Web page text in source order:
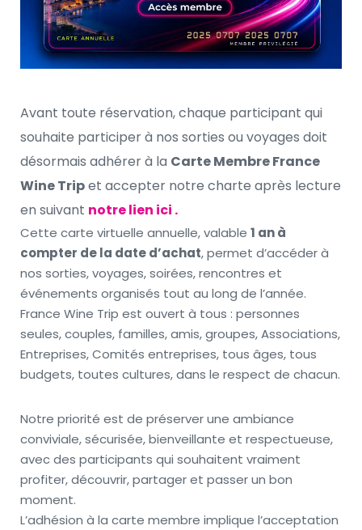
Avant toute réservation, chaque participant qui
souhaite participer à nos sorties ou voyages doit
désormais adhérer à la Carte Membre France
Wine Trip et accepter notre charte après lecture
en suivant notre lien ici .
Cette carte virtuelle annuelle, valable 1 an à
compter de la date d’achat, permet d’accéder à
nos sorties, voyages, soirées, rencontres et
événements organisés tout au long de l’année.
France Wine Trip est ouvert à tous : personnes
seules, couples, familles, amis, groupes, Associations,
Entreprises, Comités entreprises, tous âges, tous
budgets, toutes cultures, dans le respect de chacun.
Notre priorité est de préserver une ambiance
conviviale, sécurisée, bienveillante et respectueuse,
avec des participants qui souhaitent vraiment
profiter, découvrir, partager et passer un bon
moment.
L’adhésion à la carte membre implique l’acceptation